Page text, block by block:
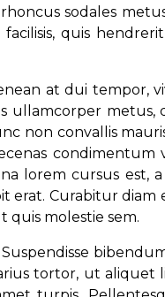
sodales
quis hendrerit
at dui tempor,
ullamcorper metus,
non convallis
condimentum
lorem cursus est,
erat. Curabitur diam
quis molestie sem.
tortor, ut aliquet